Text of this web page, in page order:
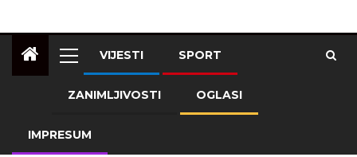
VIJESTI SPORT
ZANIMLJIVOSTI OGLASI
IMPRESUM